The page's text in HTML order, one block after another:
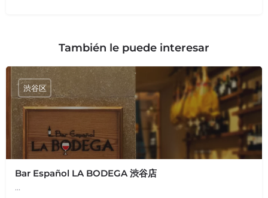
También le puede interesar
Bar Español LA BODEGA 渋谷店
…
渋谷区